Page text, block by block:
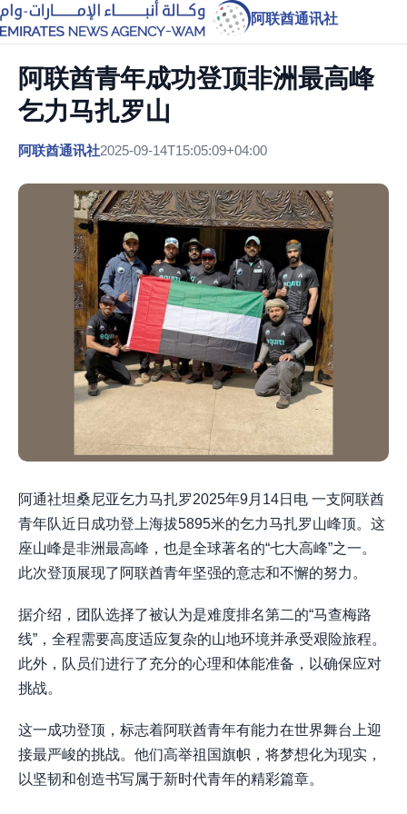
阿联酋通讯社
阿联酋青年成功登顶非洲最高峰
乞力马扎罗山
阿联酋通讯社2025-09-14T15:05:09+04:00
阿通社坦桑尼亚乞力马扎罗2025年9月14日电 一支阿联酋
青年队近日成功登上海拔5895米的乞力马扎罗山峰顶。这
座山峰是非洲最高峰，也是全球著名的“七大高峰”之一。
此次登顶展现了阿联酋青年坚强的意志和不懈的努力。
据介绍，团队选择了被认为是难度排名第二的“马查梅路
线”，全程需要高度适应复杂的山地环境并承受艰险旅程。
此外，队员们进行了充分的心理和体能准备，以确保应对
挑战。
这一成功登顶，标志着阿联酋青年有能力在世界舞台上迎
接最严峻的挑战。他们高举祖国旗帜，将梦想化为现实，
以坚韧和创造书写属于新时代青年的精彩篇章。